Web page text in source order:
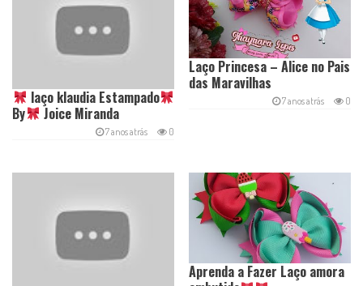
Laço Princesa – Alice no Pais
das Maravilhas
7 anos atrás 0
laço klaudia Estampado
By
Joice Miranda
7 anos atrás 0
Aprenda a Fazer Laço amora